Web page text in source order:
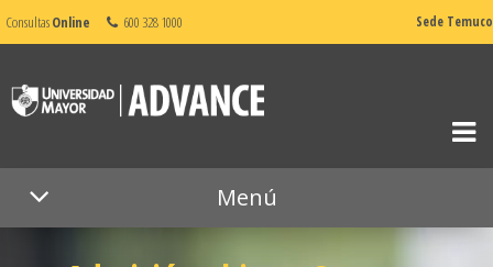
ConsultasOnline 600 328 1000 Sede Temuco
Menú